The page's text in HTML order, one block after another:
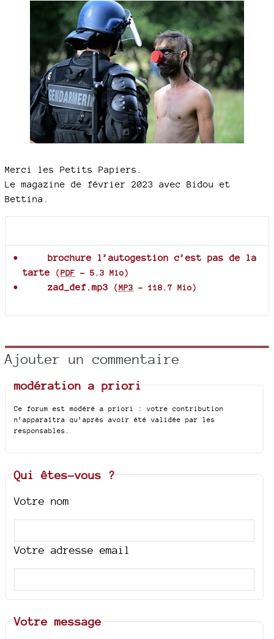
Merci les Petits Papiers.
Le magazine de février 2023 avec Bidou et
Bettina.
brochure l’autogestion c’est pas de la
tarte
(PDF - 5.3 Mio)
zad_def.mp3 (MP3 - 118.7 Mio)
Ajouter un commentaire
modération a priori
Ce forum est modéré a priori : votre contribution
n’apparaîtra qu’après avoir été validée par les
responsables.
Qui êtes-vous ?
Votre nom
Votre adresse email
Votre message